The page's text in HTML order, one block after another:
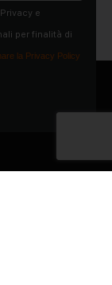
e
per finalità di
la Privacy Policy